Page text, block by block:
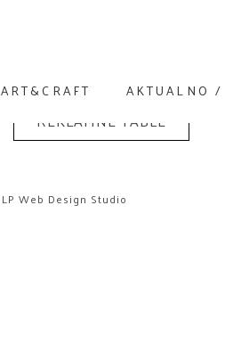
ART&CRAFT AKTUALNO
REKLAMNE TABLE
LP Web Design Studio